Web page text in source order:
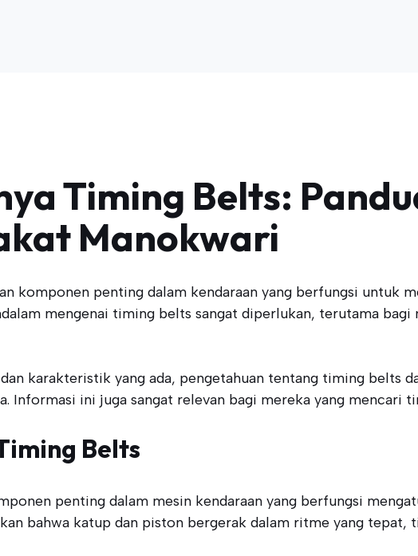
Timing Belts:
Manokwari
komponen penting dalam kendaraan yang berfungsi untuk
mengenai timing belts sangat diperlukan, terutama
karakteristik yang ada, pengetahuan tentang timing belts
Informasi ini juga sangat relevan bagi mereka yang mencari
Belts
penting dalam mesin kendaraan yang berfungsi
bahwa katup dan piston bergerak dalam ritme yang